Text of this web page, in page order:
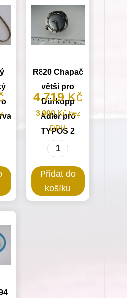
R820 Chapač
větší pro
Dürkopp
Adler pro
TYPOS 2
4.719Kč
3.900Kčbez
DPH
R820
větší
pro
Přidat do
košíku